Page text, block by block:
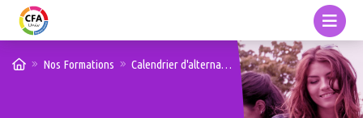
Nos Formations Calendrier d'alternance 2026/2027 M1 ECO EEPP